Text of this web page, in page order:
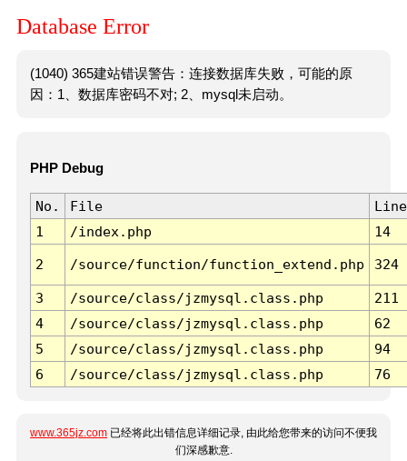
Database Error
(1040) 365建站错误警告：连接数据库失败，可能的原
因：1、数据库密码不对; 2、mysql未启动。
PHP Debug
No. File
Line
1
/index.php 14
2 /source/function/function_extend.php 324
3 /source/class/jzmysql.class.php
211
4
/source/class/jzmysql.class.php
62
5
/source/class/jzmysql.class.php
94
6
/source/class/jzmysql.class.php 76
www.365jz.com 已经将此出错信息详细记录, 由此给您带来的访问不便我
们深感歉意.